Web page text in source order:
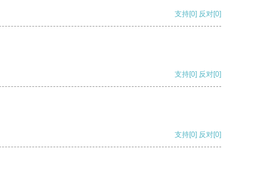
支持[0] 反对[0]
支持[0] 反对[0]
支持[0] 反对[0]